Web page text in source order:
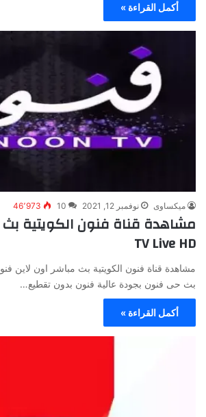
أكمل القراءة »
ميكساوى نوفمبر 12, 2021 10 46٬973
TV Live HD
مشاهدة قناة فنون الكويتية بث مباشر اون لاين
بث حى فنون بجودة عالية فنون بدون تقطيع…
أكمل القراءة »